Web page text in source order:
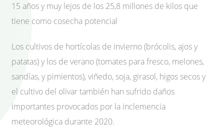
15 años y muy lejos de los 25,8 millones de kilos que
tiene como cosecha potencial
Los cultivos de hortícolas de invierno (brócolis, ajos y
patatas) y los de verano (tomates para fresco, melones,
sandías, y pimientos), viñedo, soja, girasol, higos secos y
el cultivo del olivar también han sufrido daños
importantes provocados por la inclemencia
meteorológica durante 2020.